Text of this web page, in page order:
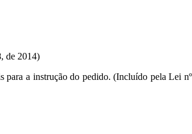
de 2014)
para a instrução do pedido. (Incluído pela Lei nº